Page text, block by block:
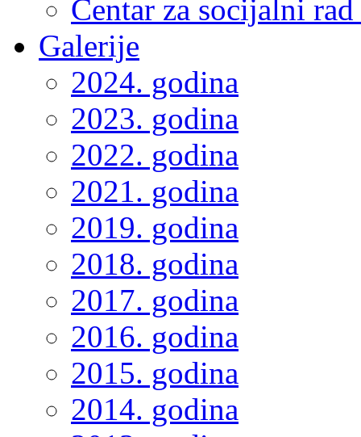
Centar za socijalni
Galerije
2024. godina
2023. godina
2022. godina
2021. godina
2019. godina
2018. godina
2017. godina
2016. godina
2015. godina
2014. godina